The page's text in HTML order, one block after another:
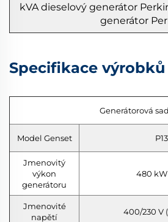
kVA dieselový generátor
generátor
Specifikace výrobků
Generátorová
Model Genset
Jmenovitý
výkon
generátoru
480
Jmenovité
napětí
400/230 V